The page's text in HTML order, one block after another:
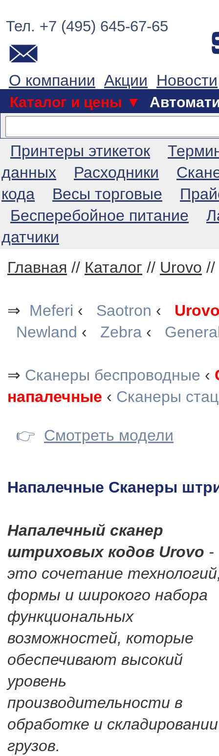
Тел. +7 (495) 645-67-65
О компании Акции Новости
Каталог и цены ▼
Принтеры этикеток
данных
Расходники
кода
Весы торговые
Бесперебойное питание
датчики
Главная // Каталог // Urovo //
⇒ Meferi ‹ Saotron ‹
Newland ‹ Zebra ‹
⇒ Сканеры беспроводные ‹
напалечные ‹ Сканеры
👉 Смотреть модели
Напалечные Сканеры
Напалечный сканер
штриховых кодов Urovo -
это сочетание
формы и широкого набора
функциональных
возможностей, которые
обеспечивают высокий
уровень
производительности в
обработке и складировании
грузов.